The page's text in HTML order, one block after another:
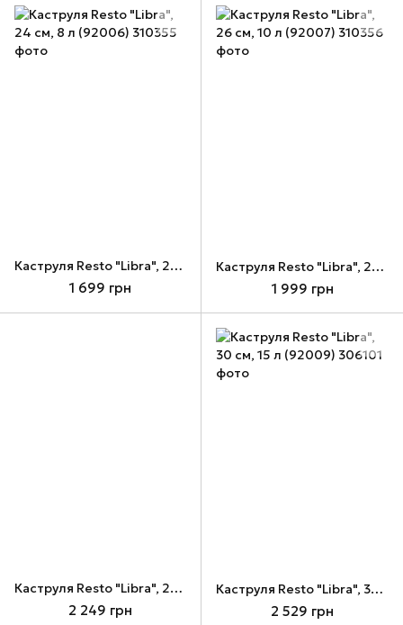
Каструля Resto "Libra", 24 см, 8 л (92006)
1 699 грн
Каструля Resto "Libra", 26 см, 10 л (92007)
1 999 грн
Каструля Resto "Libra", 28 см, 13 л (92008)
2 249 грн
Каструля Resto "Libra", 30 см, 15 л (92009)
2 529 грн